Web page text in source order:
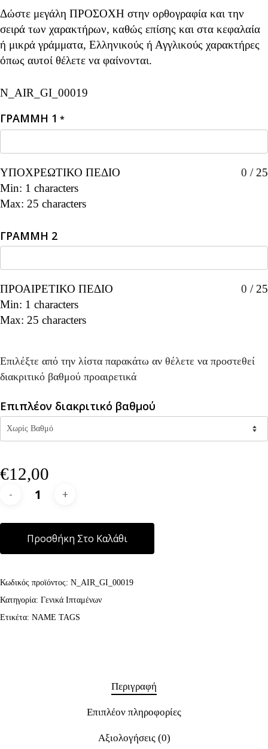
Δώστε μεγάλη ΠΡΟΣΟΧΗ στην ορθογραφία και την
σειρά των χαρακτήρων, καθώς επίσης και στα κεφαλαία
ή μικρά γράμματα, Ελληνικούς ή Αγγλικούς χαρακτήρες
όπως αυτοί θέλετε να φαίνονται.
N_AIR_GI_00019
ΓΡΑΜΜΗ 1 *
0 / 25
ΥΠΟΧΡΕΩΤΙΚΟ ΠΕΔΙΟ
Min: 1 characters
Max: 25 characters
ΓΡΑΜΜΗ 2
0 / 25
ΠΡΟΑΙΡΕΤΙΚΟ ΠΕΔΙΟ
Min: 1 characters
Max: 25 characters
Επιλέξτε από την λίστα παρακάτω αν θέλετε να προστεθεί
διακριτικό βαθμού προαιρετικά
Επιπλέον διακριτικό βαθμού
€12,00
Προσθήκη Στο Καλάθι
Κωδικός προϊόντος: N_AIR_GI_00019
Κατηγορία: Γενικά Ιπταμένων
Ετικέτα: NAME TAGS
Περιγραφή
Επιπλέον πληροφορίες
Αξιολογήσεις (0)